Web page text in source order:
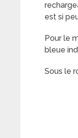
est si
Pour le
bleue
Sous le